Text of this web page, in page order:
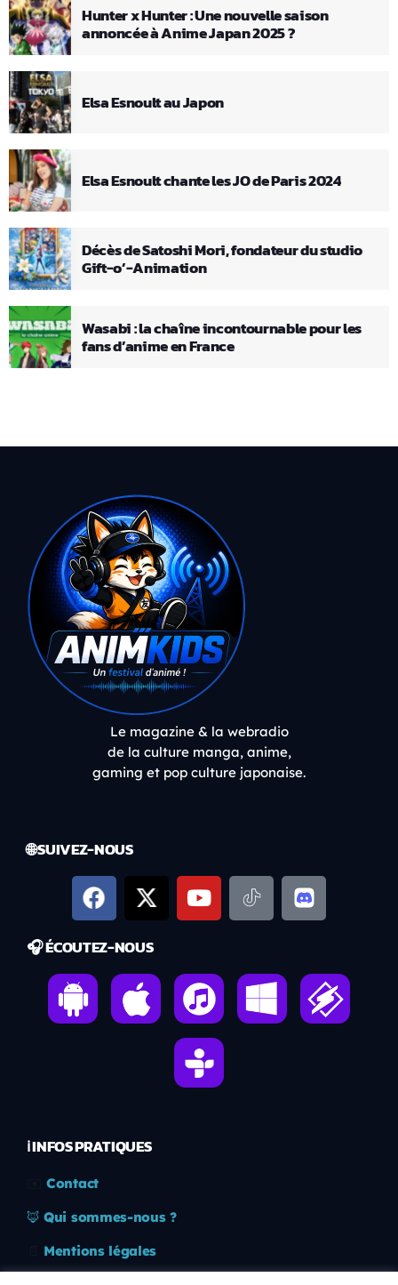
Hunter x Hunter : Une nouvelle saison
annoncée à Anime Japan 2025 ?
Elsa Esnoult au Japon
Elsa Esnoult chante les JO de Paris 2024
Décès de Satoshi Mori, fondateur du studio
Gift-o’-Animation
Wasabi : la chaîne incontournable pour les
fans d’anime en France
Le magazine & la webradio
de la culture manga, anime,
gaming et pop culture japonaise.
🌐 SUIVEZ-NOUS
🎧 ÉCOUTEZ-NOUS
ℹ️ INFOS PRATIQUES
Contact
🦊 Qui sommes-nous ?
Mentions légales